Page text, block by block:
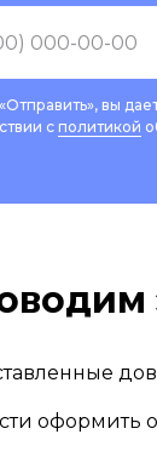
вы
с политикой
оформить